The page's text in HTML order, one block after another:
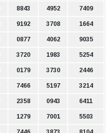
8843 4952 7409
9192 3708 1664
0877 4062 9035
3720 1983 5254
0179 3730 2446
7466 5197 3214
2358 0943 6411
1279 7001 5503